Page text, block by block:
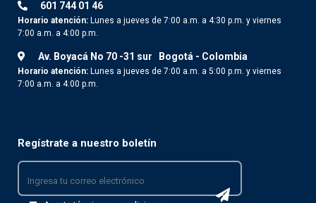
601 744 01 46
Horario atención: Lunes a jueves de 7:00 a.m. a 4:30 p.m. y viernes
7:00 a.m. a 4:00 p.m.
Av. Boyacá No 70 -31 sur Bogotá - Colombia
Horario atención: Lunes a jueves de 7:00 a.m. a 5:00 p.m. y viernes
7:00 a.m. a 4:00 p.m.
Regístrate a nuestro boletín